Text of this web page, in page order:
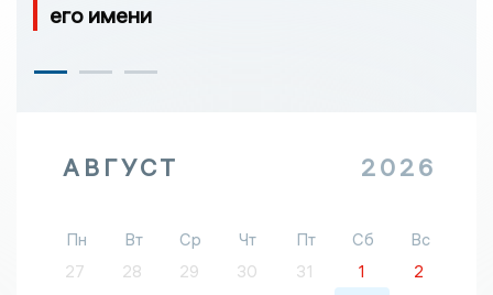
его имени
АВГУСТ 2026
Пн Вт Ср Чт Пт Сб
Вс
27
28 29 30 31 1
2